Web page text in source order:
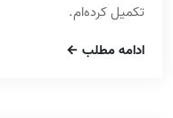
تکمیل کرده‌ام.
ادامه مطلب